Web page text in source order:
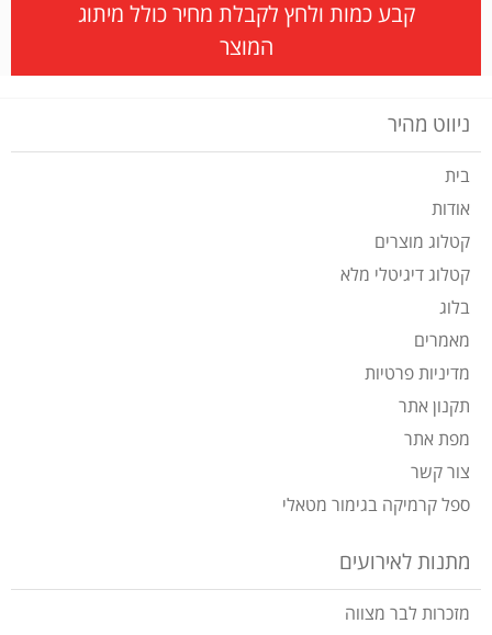
קבע כמות ולחץ לקבלת מחיר כולל מיתוג
המוצר
ניווט מהיר
בית
אודות
קטלוג מוצרים
קטלוג דיגיטלי מלא
בלוג
מאמרים
מדיניות פרטיות
תקנון אתר
מפת אתר
צור קשר
ספל קרמיקה בגימור מטאלי
מתנות לאירועים
מזכרות לבר מצווה